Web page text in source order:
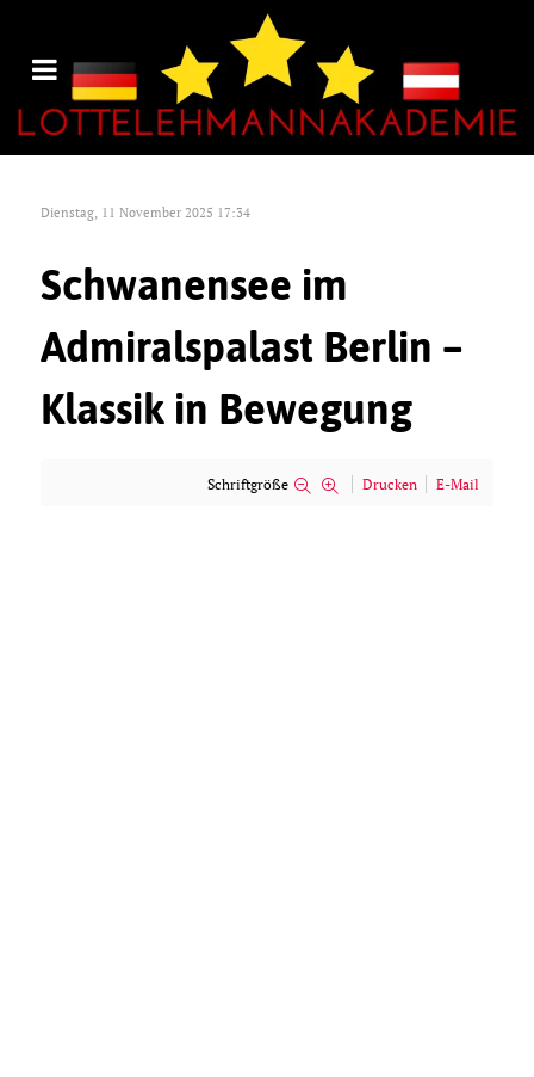
Dienstag, 11 November 2025 17:34
Schwanensee im
Admiralspalast Berlin –
Klassik in Bewegung
Schriftgröße Drucken E-Mail